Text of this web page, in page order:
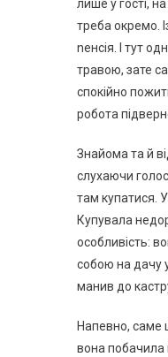
лише у гості,
треба окремо.
nенсія. І тут
травою, зате
спокійно
робота
Знайома та й
слухаючи
там купатися.
Купувала
особливість:
собою на дачу
манив до
Напевно, саме
вона побачила